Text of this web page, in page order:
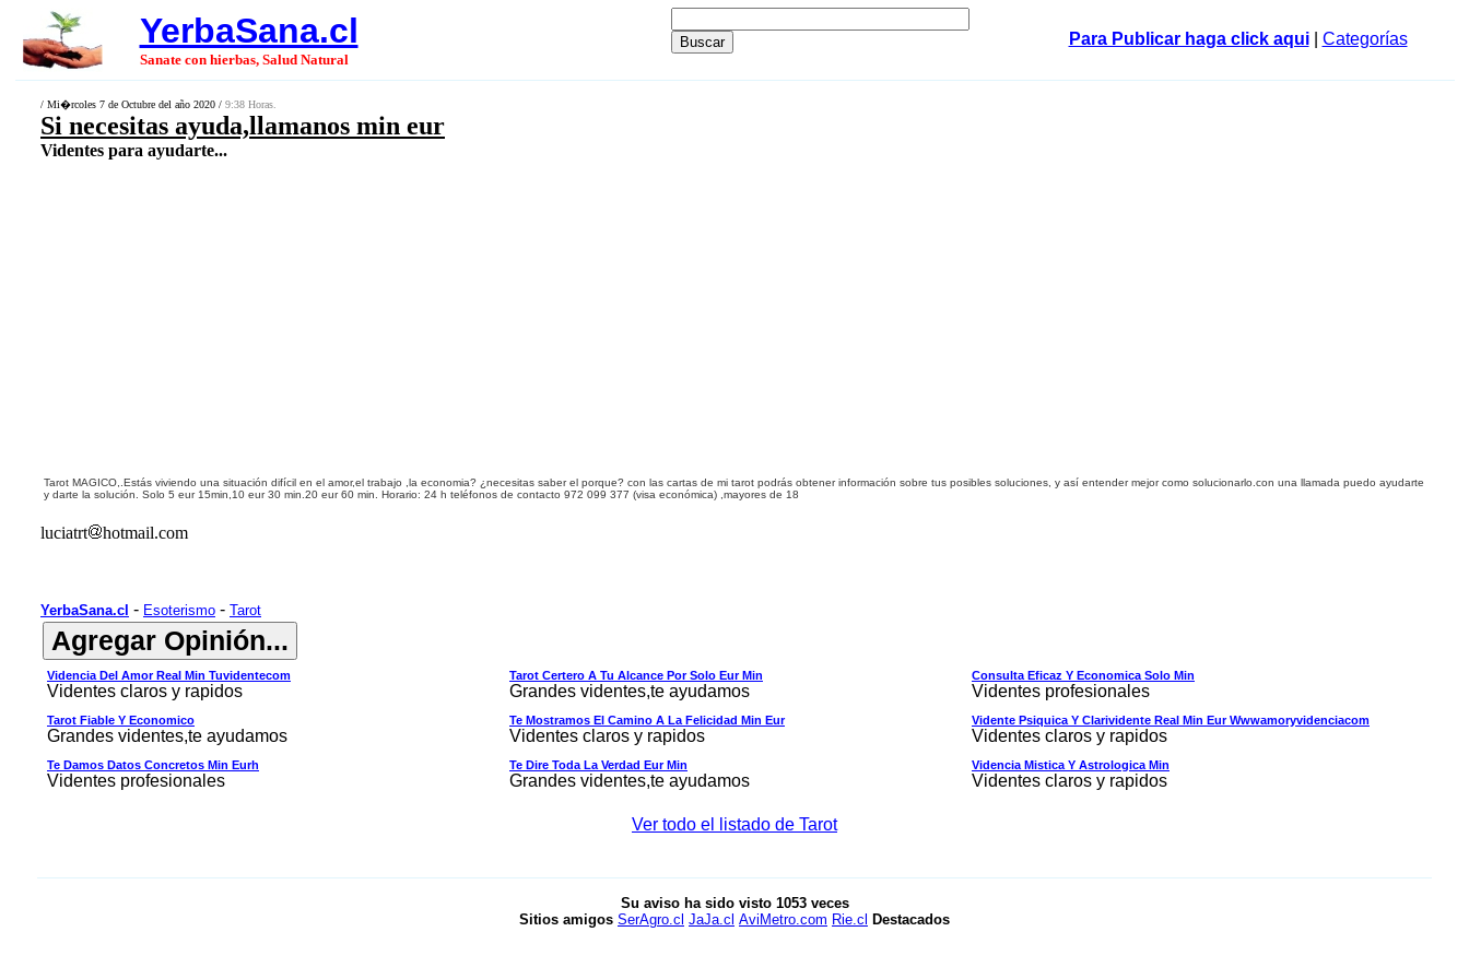
YerbaSana.cl
Sanate con hierbas, Salud Natural
Para Publicar haga click aqui| Categorías
/ Mi�rcoles 7 de Octubre del año 2020 / 9:38 Horas.
Si necesitas ayuda,llamanos min eur
Videntes para ayudarte...
Tarot MAGICO Estás viviendo una situación difícil en el amor,el trabajo ,la economia? ¿necesitas saberel porque? con las cartas de mi tarot podrás obtener información sobre tus posibles soluciones , y así entender mejor como solucionarlo.con una llamada puedo ayudarte
y darte la solución. Solo 5 eur 15min,10 eur 30 min. 20 eur 60 min. Horario: 24 h teléfonos de contacto 972 099 377 (visa económica) ,mayores de 18
luciatrt hotmail.com
YerbaSana.cl - Esoterismo - Tarot
Videncia Del Amor Real Min Tuvidentecom
Videntes claros y rapidos
Tarot Certero A Tu Alcance Por Solo Eur Min
Grandes videntes,te ayudamos
Consulta Eficaz Y Economica Solo Min
Videntes profesionales
Tarot Fiable Y Economico
Grandes videntes,te ayudamos
Te Mostramos El Camino A La Felicidad Min Eur
Videntes claros y rapidos
Vidente Psiquica Y Clarividente Real Min Eur Wwwamoryvidenciacom
Videntes claros y rapidos
Te Damos Datos Concretos Min Eurh
Videntes profesionales
Te Dire Toda La Verdad Eur Min
Grandes videntes,te ayudamos
Videncia Mistica Y Astrologica Min
Videntes claros y rapidos
Ver todo el listado de Tarot
Su aviso ha sido visto 1053veces
Sitios amigos SerAgro.cl JaJa.cl AviMetro.com Rie.cl Destacados